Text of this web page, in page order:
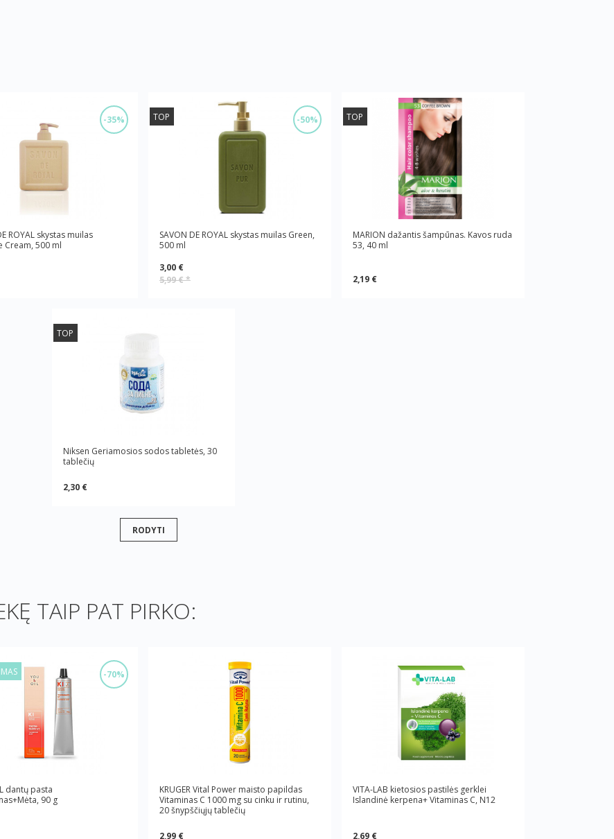
-35%
ROYAL skystas muilas
Cream, 500 ml
-50%
TOP
SAVON DE ROYAL skystas muilas Green,
500 ml
3,00 €
5,99 €*
TOP
MARION dažantis šampūnas. Kavos ruda
53, 40 ml
2,19 €
TOP
Niksen Geriamosios sodos tabletės, 30
tablečių
2,30 €
RODYTI
TAIP PAT PIRKO:
-70%
dantų pasta
90 g
KRUGER Vital Power maisto papildas
Vitaminas C 1000 mg su cinku ir rutinu,
20 šnypščiųjų tablečių
2,99 €
VITA-LAB kietosios pastilės gerklei
Islandinė kerpena+ Vitaminas C, N12
2,69 €